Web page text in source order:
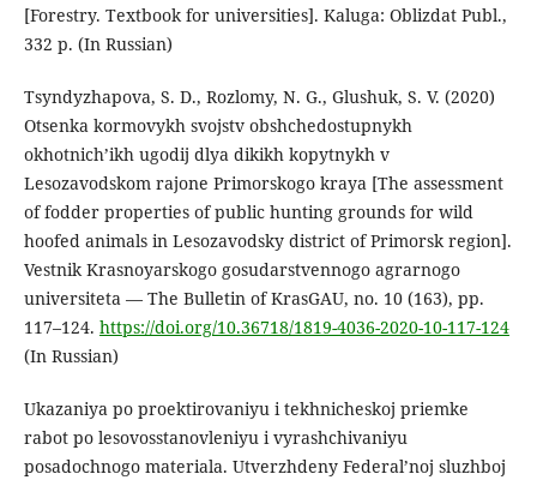
[Forestry. Textbook for universities]. Kaluga: Oblizdat Publ.,
332 p. (In Russian)
Tsyndyzhapova, S. D., Rozlomy, N. G., Glushuk, S. V. (2020)
Otsenka kormovykh svojstv obshchedostupnykh
okhotnich’ikh ugodij dlya dikikh kopytnykh v
Lesozavodskom rajone Primorskogo kraya [The assessment
of fodder properties of public hunting grounds for wild
hoofed animals in Lesozavodsky district of Primorsk region].
Vestnik Krasnoyarskogo gosudarstvennogo agrarnogo
universiteta — The Bulletin of KrasGAU, no. 10 (163), pp.
117–124. https://doi.org/10.36718/1819-4036-2020-10-117-124
(In Russian)
Ukazaniya po proektirovaniyu i tekhnicheskoj priemke
rabot po lesovosstanovleniyu i vyrashchivaniyu
posadochnogo materiala. Utverzhdeny Federal’noj sluzhboj